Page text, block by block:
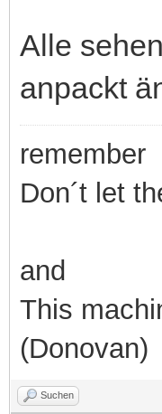
Alle
anpackt
remember
Don´t let
and
This
(Donovan)
Suchen